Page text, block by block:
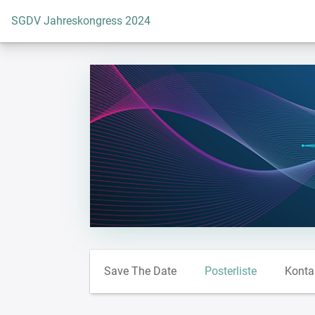
Zur Startseite
SGDV Jahreskongress 2024
Save The Date Posterliste